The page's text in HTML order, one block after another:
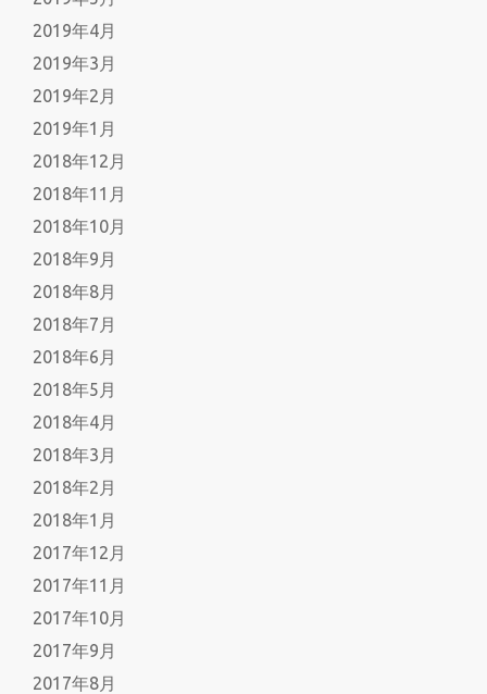
2019年4月
2019年3月
2019年2月
2019年1月
2018年12月
2018年11月
2018年10月
2018年9月
2018年8月
2018年7月
2018年6月
2018年5月
2018年4月
2018年3月
2018年2月
2018年1月
2017年12月
2017年11月
2017年10月
2017年9月
2017年8月